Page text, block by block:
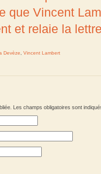
que Vincent
et relaie la
Devèze Vincent Lambert
Les champs obligatoires sont